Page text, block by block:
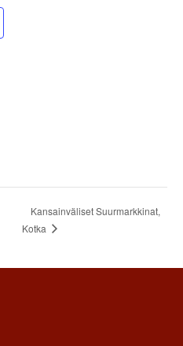
Kansainväliset Suurmarkkinat,
Kotka